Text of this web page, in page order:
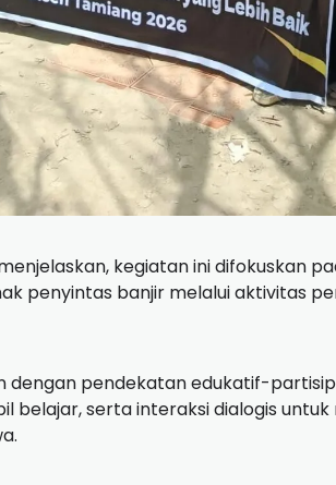
kegiatan ini difokuskan
penyintas banjir melalui aktivitas
dengan pendekatan edukatif-
belajar, serta interaksi dialogis